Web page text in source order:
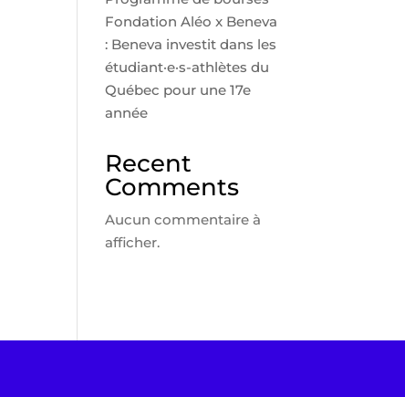
Fondation Aléo x Beneva
: Beneva investit dans les
étudiant·e·s-athlètes du
Québec pour une 17e
année
Recent
Comments
Aucun commentaire à
afficher.